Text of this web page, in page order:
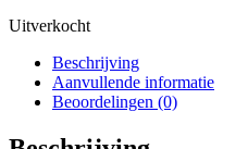
Uitverkocht
Beschrijving
Aanvullende informatie
Beoordelingen (0)